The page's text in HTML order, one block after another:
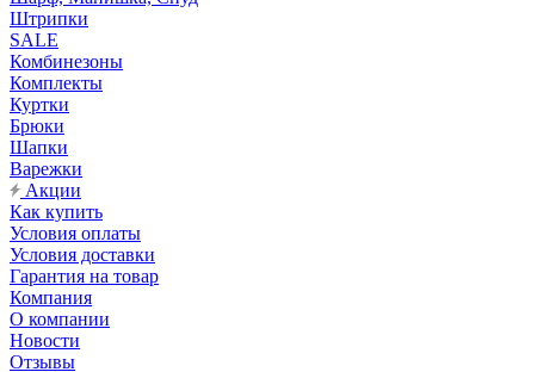
Штрипки
SALE
Комбинезоны
Комплекты
Куртки
Брюки
Шапки
Варежки
Акции
Как купить
Условия оплаты
Условия доставки
Гарантия на товар
Компания
О компании
Новости
Отзывы